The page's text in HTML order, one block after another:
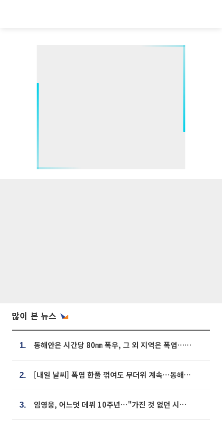
많이 본 뉴스
1. 동해안은 시간당 80㎜ 폭우, 그 외 지역은 폭염…‘극과 극 날씨’
2. [내일 날씨] 폭염 한풀 꺾여도 무더위 계속⋯동해안 이틀 연속 비
3. 임영웅, 어느덧 데뷔 10주년⋯"가진 것 없던 시절, 내 앞엔 20명의 팬뿐"